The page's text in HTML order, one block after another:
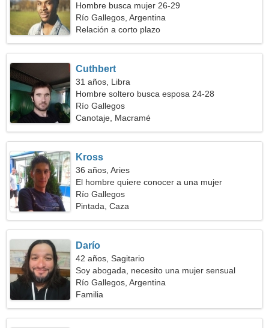
Hombre busca mujer 26-29
Río Gallegos, Argentina
Relación a corto plazo
Cuthbert
31 años, Libra
Hombre soltero busca esposa 24-28
Río Gallegos
Canotaje, Macramé
Kross
36 años, Aries
El hombre quiere conocer a una mujer
Río Gallegos
Pintada, Caza
Darío
42 años, Sagitario
Soy abogada, necesito una mujer sensual
Río Gallegos, Argentina
Familia